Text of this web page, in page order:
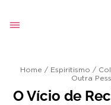
Home / Espiritismo /
Outra
O Vício de